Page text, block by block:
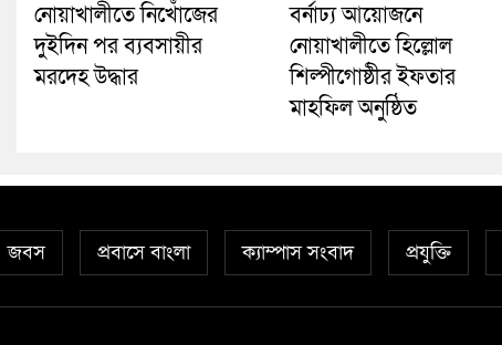
নোয়াখালীতে নিখোঁজের
দুইদিন পর ব্যবসায়ীর
মরদেহ উদ্ধার
বর্নাঢ্য আয়োজনে
নোয়াখালীতে হিল্লোল
শিল্পীগোষ্ঠীর ইফতার
মাহফিল অনুষ্ঠিত
জবস প্রবাসে বাংলা ক্যাম্পাস সংবাদ প্রযুক্তি